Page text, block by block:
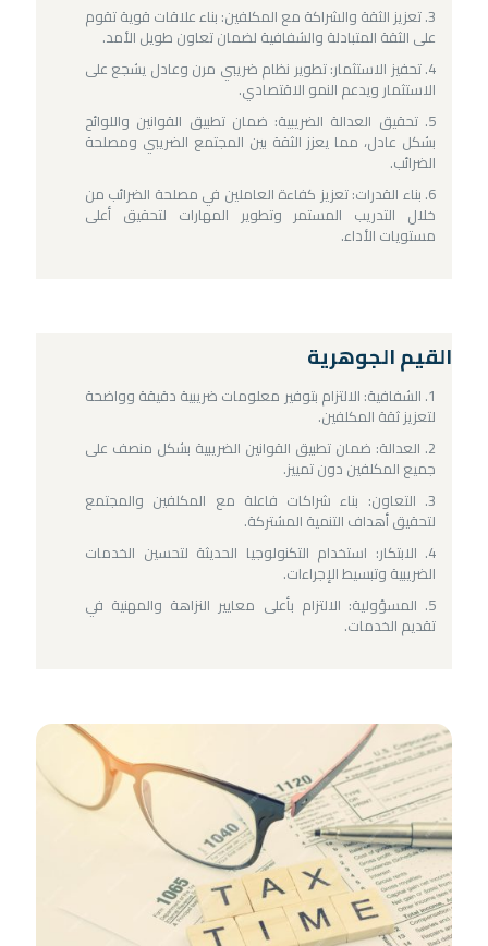
تعزيز الثقة والشراكة مع المكلفين: بناء علاقات قوية تقوم
على الثقة المتبادلة والشفافية لضمان تعاون طويل الأمد.
تحفيز الاستثمار: تطوير نظام ضريبي مرن وعادل يشجع على
الاستثمار ويدعم النمو الاقتصادي.
تحقيق العدالة الضريبية: ضمان تطبيق القوانين واللوائح
بشكل عادل، مما يعزز الثقة بين المجتمع الضريبي ومصلحة
الضرائب.
بناء القدرات: تعزيز كفاءة العاملين في مصلحة الضرائب من
خلال التدريب المستمر وتطوير المهارات لتحقيق أعلى
مستويات الأداء.
القيم الجوهرية
الشفافية: الالتزام بتوفير معلومات ضريبية دقيقة وواضحة
لتعزيز ثقة المكلفين.
العدالة: ضمان تطبيق القوانين الضريبية بشكل منصف على
جميع المكلفين دون تمييز.
التعاون: بناء شراكات فاعلة مع المكلفين والمجتمع
لتحقيق أهداف التنمية المشتركة.
الابتكار: استخدام التكنولوجيا الحديثة لتحسين الخدمات
الضريبية وتبسيط الإجراءات.
المسؤولية: الالتزام بأعلى معايير النزاهة والمهنية في
تقديم الخدمات.